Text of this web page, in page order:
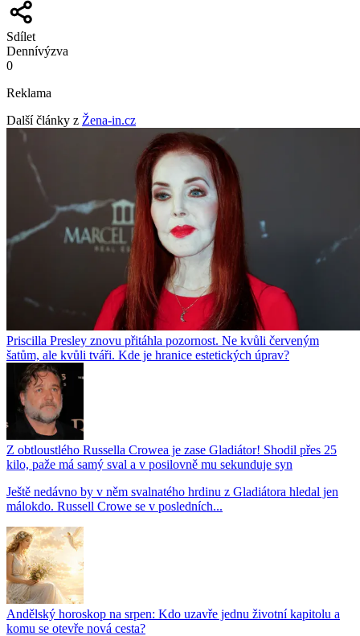
Sdílet
Dennívýzva
0
Reklama
Další články z Žena-in.cz
Priscilla Presley znovu přitáhla pozornost. Ne kvůli červeným
šatům, ale kvůli tváři. Kde je hranice estetických úprav?
Z obtloustlého Russella Crowea je zase Gladiátor! Shodil přes 25
kilo, paže má samý sval a v posilovně mu sekunduje syn
Ještě nedávno by v něm svalnatého hrdinu z Gladiátora hledal jen
málokdo. Russell Crowe se v posledních...
Andělský horoskop na srpen: Kdo uzavře jednu životní kapitolu a
komu se otevře nová cesta?